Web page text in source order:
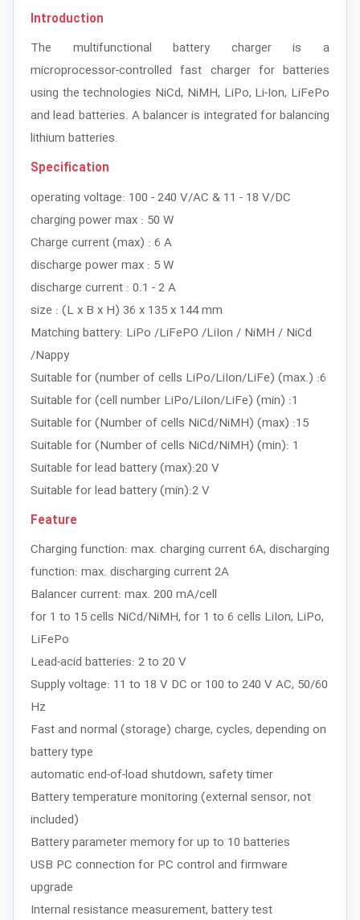
Introduction
The multifunctional battery charger is a
microprocessor-controlled fast charger for batteries
using the technologies NiCd, NiMH, LiPo, Li-Ion, LiFePo
and lead batteries. A balancer is integrated for balancing
lithium batteries.
Specification
operating voltage: 100 - 240 V/AC & 11 - 18 V/DC
charging power max : 50 W
Charge current (max) : 6 A
discharge power max : 5 W
discharge current : 0.1 - 2 A
size : (L x B x H) 36 x 135 x 144 mm
Matching battery: LiPo /LiFePO /LiIon / NiMH / NiCd
/Nappy
Suitable for (number of cells LiPo/LiIon/LiFe) (max.) :6
Suitable for (cell number LiPo/LiIon/LiFe) (min) :1
Suitable for (Number of cells NiCd/NiMH) (max) :15
Suitable for (Number of cells NiCd/NiMH) (min): 1
Suitable for lead battery (max):20 V
Suitable for lead battery (min):2 V
Feature
Charging function: max. charging current 6A, discharging
function: max. discharging current 2A
Balancer current: max. 200 mA/cell
for 1 to 15 cells NiCd/NiMH, for 1 to 6 cells LiIon, LiPo,
LiFePo
Lead-acid batteries: 2 to 20 V
Supply voltage: 11 to 18 V DC or 100 to 240 V AC, 50/60
Hz
Fast and normal (storage) charge, cycles, depending on
battery type
automatic end-of-load shutdown, safety timer
Battery temperature monitoring (external sensor, not
included)
Battery parameter memory for up to 10 batteries
USB PC connection for PC control and firmware
upgrade
Internal resistance measurement, battery test